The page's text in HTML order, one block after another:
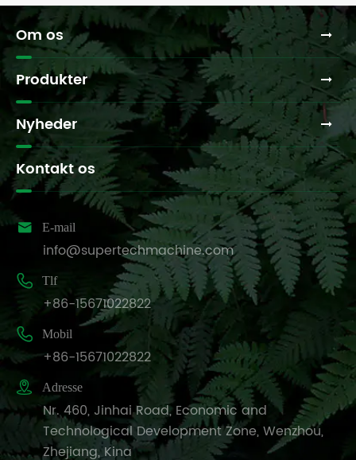
Om os
Produkter
Nyheder
Kontakt os
 E-mail
info@supertechmachine.com
 Tlf
+86-15671022822
 Mobil
+86-15671022822
 Adresse
Nr. 460, Jinhai Road, Economic and
Technological Development Zone, Wenzhou,
Zhejiang, Kina